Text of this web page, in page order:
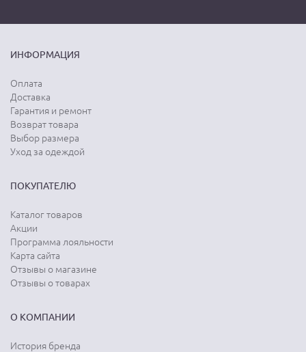
ИНФОРМАЦИЯ
Оплата
Доставка
Гарантия и ремонт
Возврат товара
Выбор размера
Уход за одеждой
ПОКУПАТЕЛЮ
Каталог товаров
Акции
Программа лояльности
Карта сайта
Отзывы о магазине
Отзывы о товарах
О КОМПАНИИ
История бренда